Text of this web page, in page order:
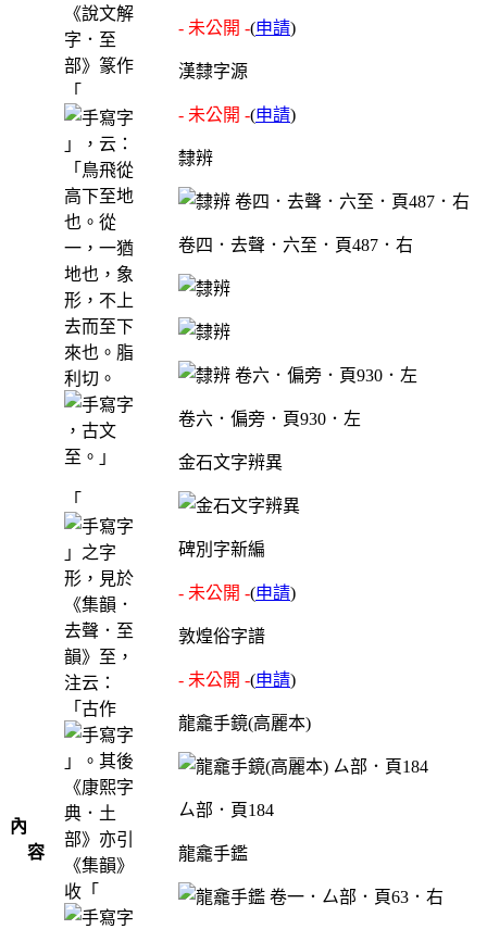
內
容
《說文解
字．至
部》篆作
「
」，云：
「鳥飛從
高下至地
也。從
一，一猶
地也，象
形，不上
去而至下
來也。脂
利切。
，古文
至。」
「
」之字
形，見於
《集韻．
去聲．至
韻》至，
注云：
「古作
」。其後
《康熙字
典．土
部》亦引
《集韻》
收「
- 未公開 -(申請)
漢隸字源
- 未公開 -(申請)
隸辨
卷四．去聲．六至．頁487．右
卷六．偏旁．頁930．左
金石文字辨異
碑別字新編
- 未公開 -(申請)
敦煌俗字譜
- 未公開 -(申請)
龍龕手鏡(高麗本)
ㄙ部．頁184
龍龕手鑑